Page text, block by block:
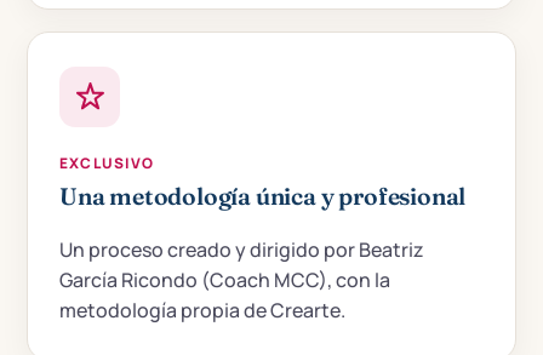
EXCLUSIVO
Una metodología única y profesional
Un proceso creado y dirigido por Beatriz
García Ricondo (Coach MCC), con la
metodología propia de Crearte.